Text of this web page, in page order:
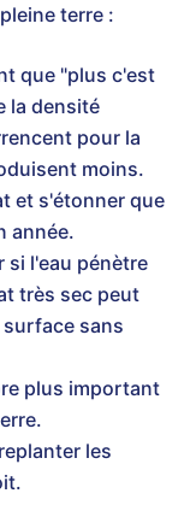
terre :
que "plus c'est
la densité
pour la
moins.
et s'étonner que
année.
si l'eau pénètre
très sec peut
sans
plus important
les